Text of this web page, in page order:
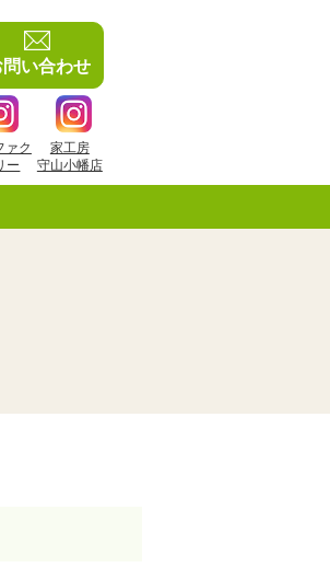
問い合わせ
ァク
ー
家工房
守山小幡店